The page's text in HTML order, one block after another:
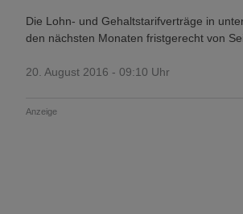
Die Lohn- und Gehaltstarifverträge in
den nächsten Monaten fristgerecht von
20. August 2016 - 09:10 Uhr
Anzeige